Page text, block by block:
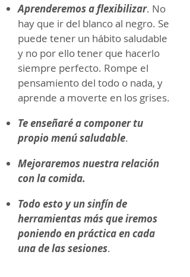
Aprenderemos a flexibilizar. No
hay que ir del blanco al negro. Se
puede tener un hábito saludable
y no por ello tener que hacerlo
siempre perfecto. Rompe el
pensamiento del todo o nada, y
aprende a moverte en los grises.
Te enseñaré a componer tu
propio menú saludable.
Mejoraremos nuestra relación
con la comida.
Todo esto y un sinfín de
herramientas más que iremos
poniendo en práctica en cada
una de las sesiones.